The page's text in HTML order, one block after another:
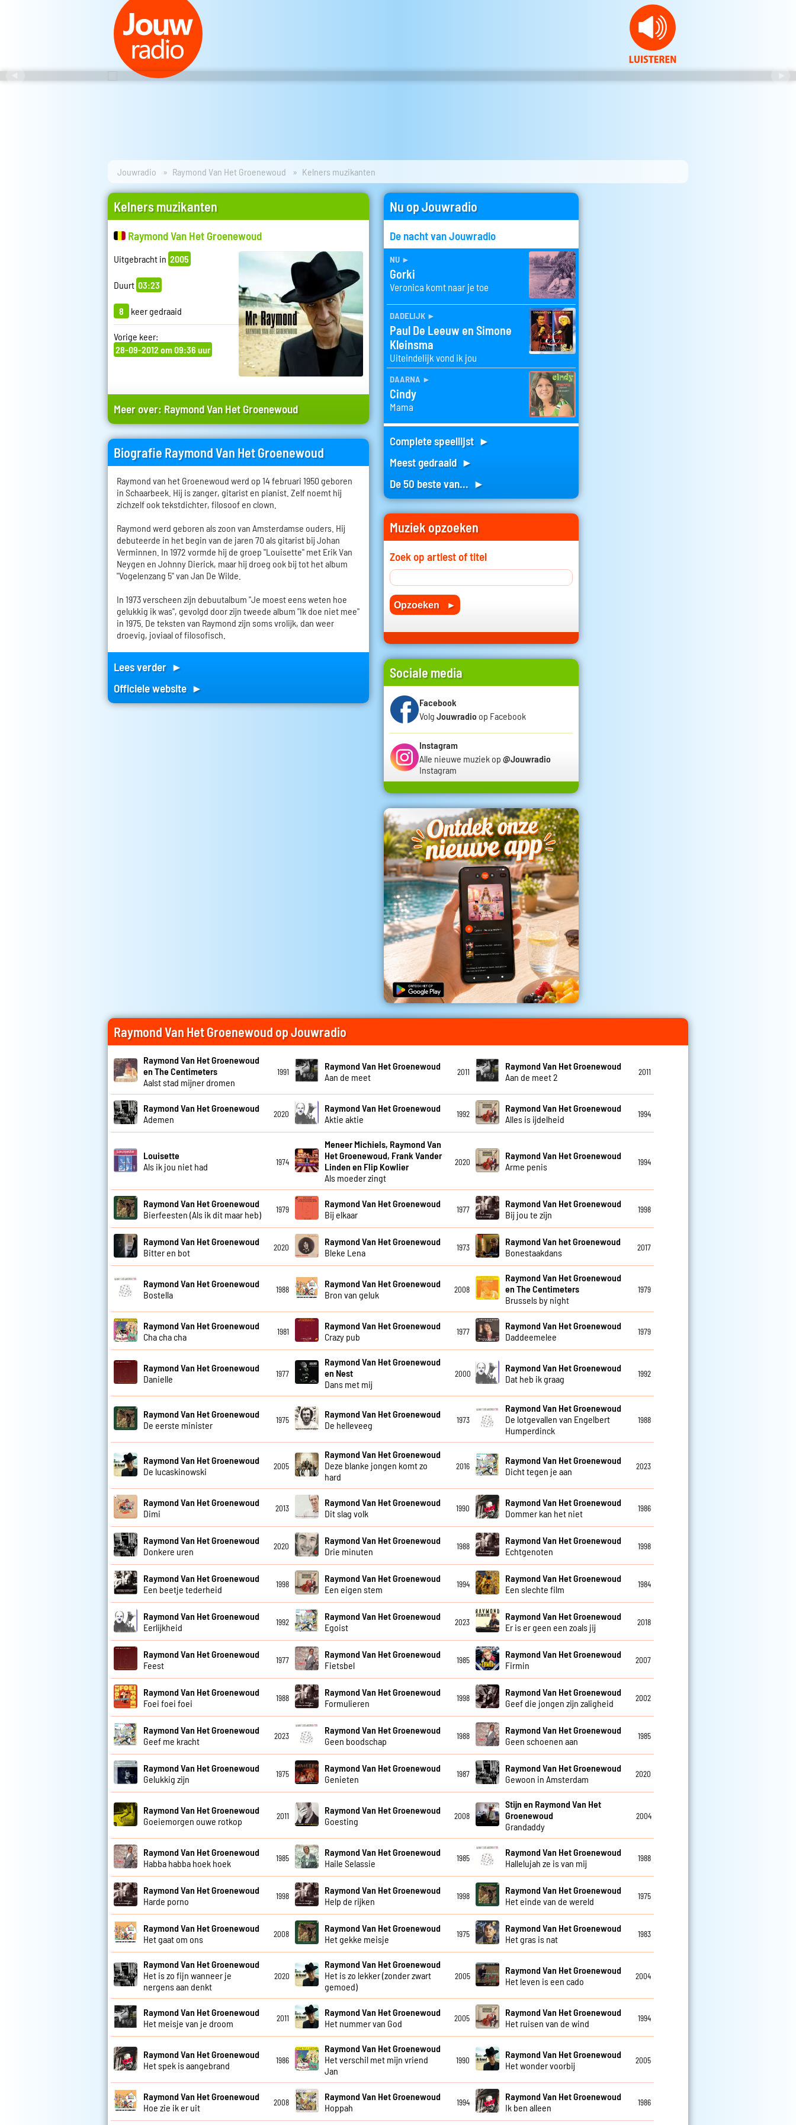
Jouwradio Raymond Van Het Groenewoud Kelners muzikanten
Kelners muzikanten
Raymond Van Het Groenewoud
Uitgebracht in 2005
Duurt 03:23
8 keer gedraaid
Vorige keer:
28-09-2012 om 09:36 uur
Meer over: Raymond Van Het Groenewoud
Biografie Raymond Van Het Groenewoud
Raymond van het Groenewoud werd op 14 februari 1950 geboren
in Schaarbeek. Hij is zanger, gitarist en pianist. Zelf noemt hij
zichzelf ook tekstdichter, filosoof en clown.
Raymond werd geboren als zoon van Amsterdamse ouders. Hij
debuteerde in het begin van de jaren 70 als gitarist bij Johan
Verminnen. In 1972 vormde hij de groep "Louisette" met Erik Van
Neygen en Johnny Dierick, maar hij droeg ook bij tot het album
"Vogelenzang 5" van Jan De Wilde.
In 1973 verscheen zijn debuutalbum "Je moest eens weten hoe
gelukkig ik was", gevolgd door zijn tweede album "Ik doe niet mee"
in 1975. De teksten van Raymond zijn soms vrolijk, dan weer
droevig, joviaal of filosofisch.
Lees verder ►
Officiele website ►
Nu op Jouwradio
De nacht van Jouwradio
nu ►
Gorki
Veronica komt naar je toe
dadelijk ►
Paul De Leeuw en Simone
Kleinsma
Uiteindelijk vond ik jou
daarna ►
Cindy
Mama
Complete speellijst ►
Meest gedraaid ►
De 50 beste van... ►
Muziek opzoeken
Zoek op artiest of titel
Sociale media
Facebook
Volg Jouwradio op Facebook
Instagram
Alle nieuwe muziek op @Jouwradio
Instagram
Raymond Van Het Groenewoud op Jouwradio
Raymond Van Het Groenewoud
en The Centimeters
Aalst stad mijner dromen
1991
Raymond Van Het Groenewoud
Aan de meet
2011
Raymond Van Het Groenewoud
Aan de meet 2
2011
Raymond Van Het Groenewoud
Ademen
2020
Raymond Van Het Groenewoud
Aktie aktie
1992
Raymond Van Het Groenewoud
Alles is ijdelheid
1994
Louisette
Als ik jou niet had
1974
Meneer Michiels, Raymond Van
Het Groenewoud, Frank Vander
Linden en Flip Kowlier
Als moeder zingt
2020
Raymond Van Het Groenewoud
Arme penis
1994
Raymond Van Het Groenewoud
Bierfeesten (Als ik dit maar heb)
1979
Raymond Van Het Groenewoud
Bij elkaar
1977
Raymond Van Het Groenewoud
Bij jou te zijn
1998
Raymond Van Het Groenewoud
Bitter en bot
2020
Raymond Van Het Groenewoud
Bleke Lena
1973
Raymond Van het Groenewoud
Bonestaakdans
2017
Raymond Van Het Groenewoud
Bostella
1988
Raymond Van Het Groenewoud
Bron van geluk
2008
Raymond Van Het Groenewoud
en The Centimeters
Brussels by night
1979
Raymond Van Het Groenewoud
Cha cha cha
1981
Raymond Van Het Groenewoud
Crazy pub
1977
Raymond Van Het Groenewoud
Daddeemelee
1979
Raymond Van Het Groenewoud
Danielle
1977
Raymond Van Het Groenewoud
en Nest
Dans met mij
2000
Raymond Van Het Groenewoud
Dat heb ik graag
1992
Raymond Van Het Groenewoud
De eerste minister
1975
Raymond Van Het Groenewoud
De helleveeg
1973
Raymond Van Het Groenewoud
De lotgevallen van Engelbert
Humperdinck
1988
Raymond Van Het Groenewoud
De lucaskinowski
2005
Raymond Van Het Groenewoud
Deze blanke jongen komt zo
hard
2016
Raymond Van Het Groenewoud
Dicht tegen je aan
2023
Raymond Van Het Groenewoud
Dimi
2013
Raymond Van Het Groenewoud
Dit slag volk
1990
Raymond Van Het Groenewoud
Dommer kan het niet
1986
Raymond Van Het Groenewoud
Donkere uren
2020
Raymond Van Het Groenewoud
Drie minuten
1988
Raymond Van Het Groenewoud
Echtgenoten
1998
Raymond Van Het Groenewoud
Een beetje tederheid
1998
Raymond Van Het Groenewoud
Een eigen stem
1994
Raymond Van Het Groenewoud
Een slechte film
1984
Raymond Van Het Groenewoud
Eerlijkheid
1992
Raymond Van Het Groenewoud
Egoist
2023
Raymond Van Het Groenewoud
Er is er geen een zoals jij
2018
Raymond Van Het Groenewoud
Feest
1977
Raymond Van Het Groenewoud
Fietsbel
1985
Raymond Van Het Groenewoud
Firmin
2007
Raymond Van Het Groenewoud
Foei foei foei
1988
Raymond Van Het Groenewoud
Formulieren
1998
Raymond Van Het Groenewoud
Geef die jongen zijn zaligheid
2002
Raymond Van Het Groenewoud
Geef me kracht
2023
Raymond Van Het Groenewoud
Geen boodschap
1988
Raymond Van Het Groenewoud
Geen schoenen aan
1985
Raymond Van Het Groenewoud
Gelukkig zijn
1975
Raymond Van Het Groenewoud
Genieten
1987
Raymond Van Het Groenewoud
Gewoon in Amsterdam
2020
Raymond Van Het Groenewoud
Goeiemorgen ouwe rotkop
2011
Raymond Van Het Groenewoud
Goesting
2008
Stijn en Raymond Van Het
Groenewoud
Grandaddy
2004
Raymond Van Het Groenewoud
Habba habba hoek hoek
1985
Raymond Van Het Groenewoud
Haile Selassie
1985
Raymond Van Het Groenewoud
Hallelujah ze is van mij
1988
Raymond Van Het Groenewoud
Harde porno
1998
Raymond Van Het Groenewoud
Help de rijken
1998
Raymond Van Het Groenewoud
Het einde van de wereld
1975
Raymond Van Het Groenewoud
Het gaat om ons
2008
Raymond Van Het Groenewoud
Het gekke meisje
1975
Raymond Van Het Groenewoud
Het gras is nat
1983
Raymond Van Het Groenewoud
Het is zo fijn wanneer je
nergens aan denkt
2020
Raymond Van Het Groenewoud
Het is zo lekker (zonder zwart
gemoed)
2005
Raymond Van Het Groenewoud
Het leven is een cado
2004
Raymond Van Het Groenewoud
Het meisje van je droom
2011
Raymond Van Het Groenewoud
Het nummer van God
2005
Raymond Van Het Groenewoud
Het ruisen van de wind
1994
Raymond Van Het Groenewoud
Het spek is aangebrand
1986
Raymond Van Het Groenewoud
Het verschil met mijn vriend
Jan
1990
Raymond Van Het Groenewoud
Het wonder voorbij
2005
Raymond Van Het Groenewoud
Hoe zie ik er uit
2008
Raymond Van Het Groenewoud
Hoppah
1994
Raymond Van Het Groenewoud
Ik ben alleen
1986